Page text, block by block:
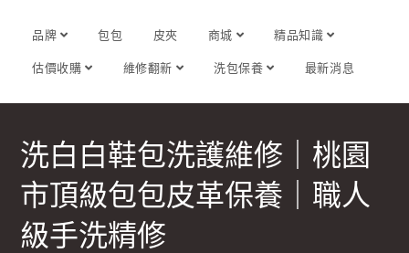
品牌 包包 皮夾 商城 精品知識
估價收購 維修翻新 洗包保養 最新消息
洗白白鞋包洗護維修｜桃園
市頂級包包皮革保養｜職人
級手洗精修